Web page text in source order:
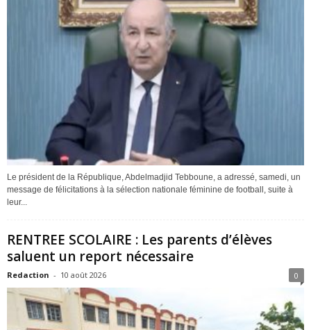
Le président de la République, Abdelmadjid Tebboune, a adressé, samedi, un
message de félicitations à la sélection nationale féminine de football, suite à
leur...
RENTREE SCOLAIRE : Les parents d’élèves
saluent un report nécessaire
Redaction - 10 août 2026 0